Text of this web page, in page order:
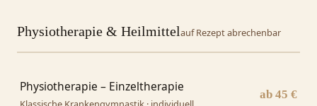
Physiotherapie & Heilmittelauf Rezept abrechenbar
Physiotherapie – Einzeltherapie ab 45 €